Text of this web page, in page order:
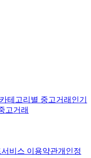
카테고리별 중고거래 인기
고거래
서비스 이용약관개인정